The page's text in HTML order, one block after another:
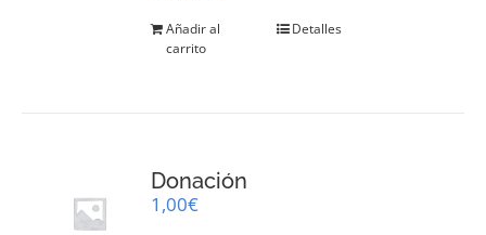
Añadir al
carrito
Detalles
Donación
1,00€